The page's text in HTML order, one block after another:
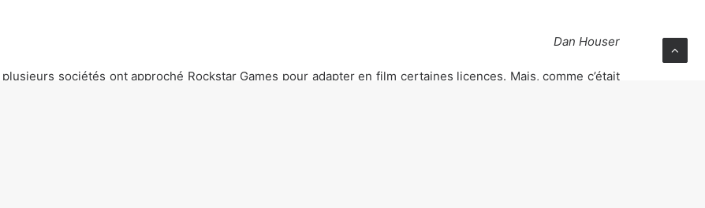
Dan Houser
sociétés ont approché Rockstar Games pour adapter en film certaines licences. Mais, comme c’était